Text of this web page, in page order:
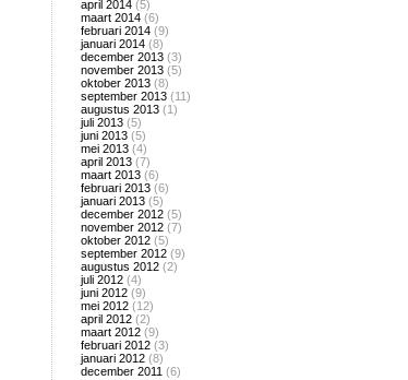
april 2014 (5)
maart 2014 (6)
februari 2014 (9)
januari 2014 (8)
december 2013 (3)
november 2013 (5)
oktober 2013 (8)
september 2013 (11)
augustus 2013 (1)
juli 2013 (5)
juni 2013 (5)
mei 2013 (4)
april 2013 (7)
maart 2013 (6)
februari 2013 (6)
januari 2013 (5)
december 2012 (5)
november 2012 (7)
oktober 2012 (5)
september 2012 (9)
augustus 2012 (2)
juli 2012 (4)
juni 2012 (9)
mei 2012 (12)
april 2012 (2)
maart 2012 (9)
februari 2012 (3)
januari 2012 (8)
december 2011 (6)